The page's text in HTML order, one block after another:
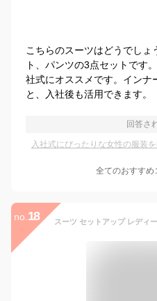
こちらのスーツはどうでしょ
ト、パンツの3点セットです
社式にオススメです。インナ
と、入社後も活用できます。
回答さ
入社式にぴったりな女性の服装
全てのおすすめ
no. 18